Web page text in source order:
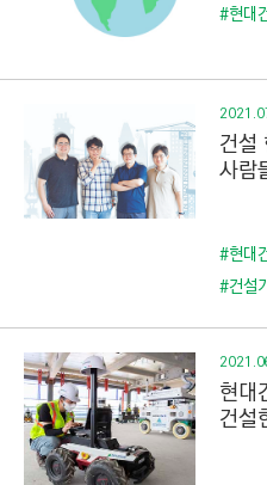
#현대
건설
사람
#현대
#건설
현대
건설